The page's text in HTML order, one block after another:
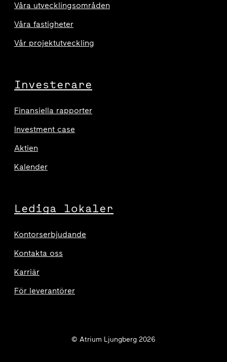
Våra utvecklingsområden
Våra fastigheter
Vår projektutveckling
Investerare
Finansiella rapporter
Investment case
Aktien
Kalender
Lediga lokaler
Kontorserbjudande
Kontakta oss
Karriär
För leverantörer
© Atrium Ljungberg 2026